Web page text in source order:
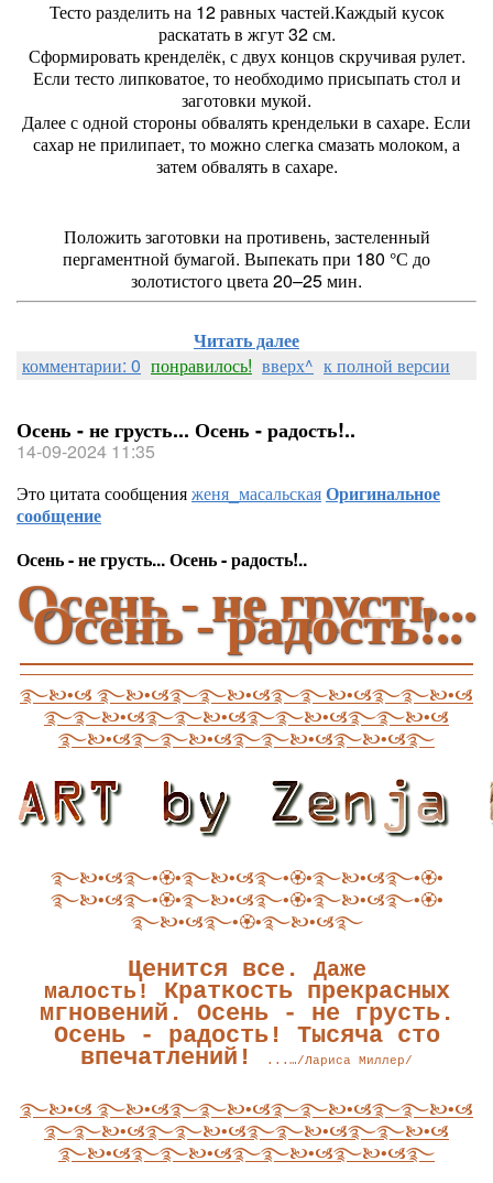
Тесто разделить на 12 равных частей.Каждый кусок
раскатать в жгут 32 см.
Сформировать кренделёк, с двух концов скручивая рулет.
Если тесто липковатое, то необходимо присыпать стол и
заготовки мукой.
Далее с одной стороны обвалять крендельки в сахаре. Если
сахар не прилипает, то можно слегка смазать молоком, а
затем обвалять в сахаре.
Положить заготовки на противень, застеленный
пергаментной бумагой. Выпекать при 180 °С до
золотистого цвета 20–25 мин.
Читать далее
комментарии: 0 понравилось! вверх^ к полной версии
Осень - не грусть... Осень - радость!..
14-09-2024 11:35
Это цитата сообщенияженя_масальскаяОригинальное
сообщение
Осень - не грусть... Осень - радость!..
Осень - не грусть...
Осень - радость!..
࿐🙤•🙦 ࿐🙤•🙦࿐࿐🙤•🙦࿐࿐🙤•🙦࿐࿐🙤•🙦
࿐࿐🙤•🙦࿐࿐🙤•🙦࿐࿐🙤•🙦࿐࿐🙤•🙦
࿐🙤•🙦࿐࿐🙤•🙦࿐࿐🙤•🙦࿐🙤•🙦࿐
࿐🙤•🙦࿐•🏵•࿐🙤•🙦࿐•🏵•࿐🙤•🙦࿐•🏵•
࿐🙤•🙦࿐•🏵•࿐🙤•🙦࿐•🏵•࿐🙤•🙦࿐•🏵•
࿐🙤•🙦࿐•🏵•࿐🙤•🙦࿐
Ценится все. Даже
малость!
Краткость прекрасных
мгновений. Осень - не грусть.
Осень - радость! Тысяча сто
впечатлений!
...…/Лариса Миллер/
࿐🙤•🙦 ࿐🙤•🙦࿐࿐🙤•🙦࿐࿐🙤•🙦࿐࿐🙤•🙦
࿐࿐🙤•🙦࿐࿐🙤•🙦࿐࿐🙤•🙦࿐࿐🙤•🙦
࿐🙤•🙦࿐࿐🙤•🙦࿐࿐🙤•🙦࿐🙤•🙦࿐